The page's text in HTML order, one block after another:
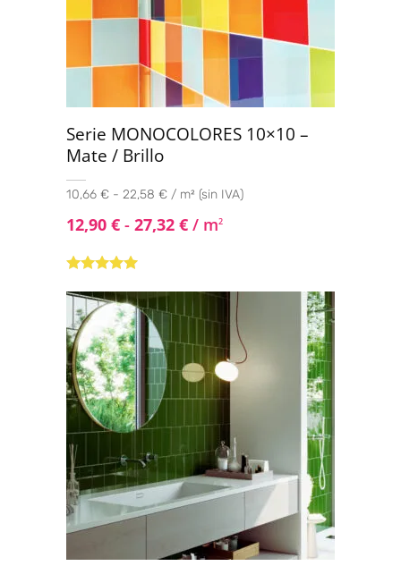
Serie MONOCOLORES 10×10 –
Mate / Brillo
10,66 € - 22,58 € / m² (sin IVA)
12,90 € - 27,32 € / m2
5.00de 5